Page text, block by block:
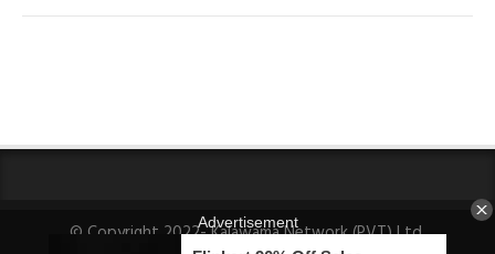
© Copyright 2022- Kalawama Network (PVT) Ltd.